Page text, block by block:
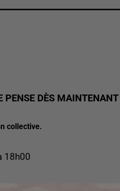
DÈS
collective.
18h00